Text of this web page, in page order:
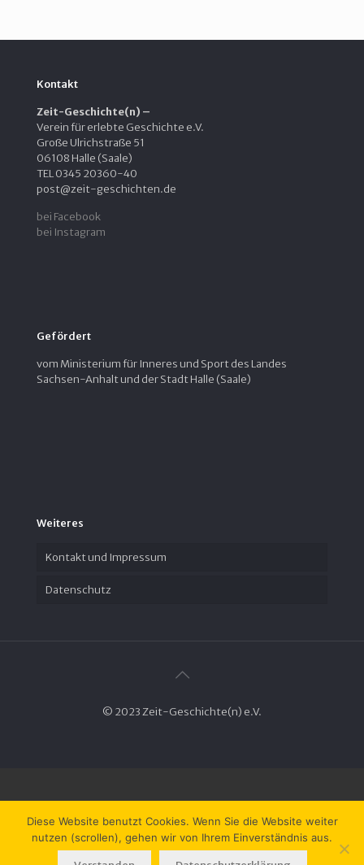
Kontakt
Zeit-Geschichte(n) –
Verein für erlebte Geschichte e.V.
Große Ulrichstraße 51
06108 Halle (Saale)
TEL 0345 20360-40
post@zeit-geschichten.de
bei Facebook
bei Instagram
Gefördert
vom Ministerium für Inneres und Sport des Landes
Sachsen-Anhalt und der Stadt Halle (Saale)
Weiteres
Kontakt und Impressum
Datenschutz
© 2023 Zeit-Geschichte(n) e.V.
Diese Website benutzt Cookies. Wenn Sie die Website weiter
nutzen (scrollen), gehen wir von Ihrem Einverständnis aus.